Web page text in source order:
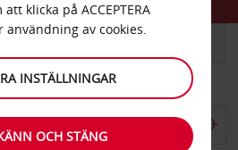
klicka på ACCEPTERA
av cookies.
INSTÄLLNINGAR
OCH STÄNG